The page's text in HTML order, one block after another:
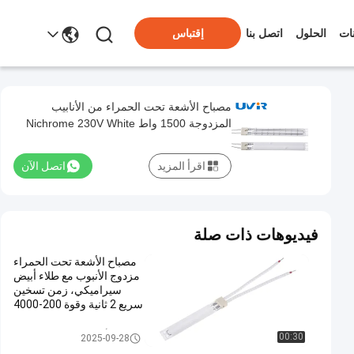
الحلول اتصل بنا إقتباس
مصباح الأشعة تحت الحمراء من الأنابيب
المزدوجة 1500 واط Nichrome 230V White
اتصل الآن اقرأ المزيد
فيديوهات ذات صلة
00:30
مصباح الأشعة تحت الحمراء
مزدوج الأنبوب مع طلاء أبيض
سيراميكي، زمن تسخين
سريع 2 ثانية وقوة 200-4000
مصابيح الأشعة تحت الحمراء ذات ا
2025-09-28